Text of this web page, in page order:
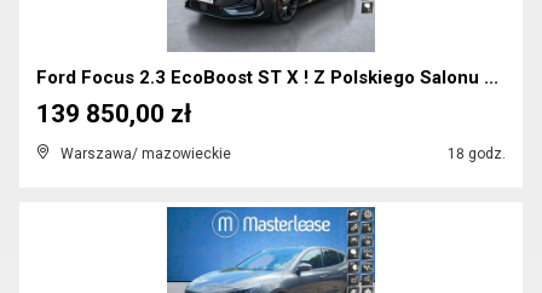
Ford Focus 2.3 EcoBoost ST X ! Z Polskiego Salonu ...
Warszawa/ mazowieckie 18 godz.
139 850,00 zł